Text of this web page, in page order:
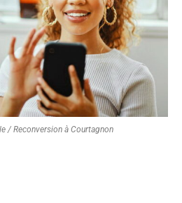
/ Reconversion à Courtagnon